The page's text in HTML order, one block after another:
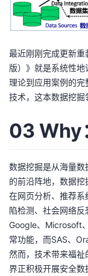
最近刚刚完成更新
版）》就是系统性
理论到应用案例的
技术，这本数据挖掘
03 Why
数据挖掘是从海量
的前沿阵地，数据挖
在网页分析、推荐
陷检测、社会网络反
Google、Microsoft
常功能，而SAS、
然而，技术带来福
界正积极开展安全